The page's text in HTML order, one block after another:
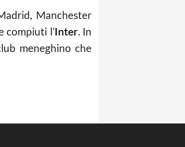
Manchester
compiuti l’Inter. In
meneghino che